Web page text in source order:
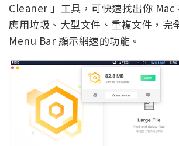
Cleaner 」工具，可快速找出你 Mac
應用垃圾、大型文件、重複文件，完
Menu Bar 顯示網速的功能。